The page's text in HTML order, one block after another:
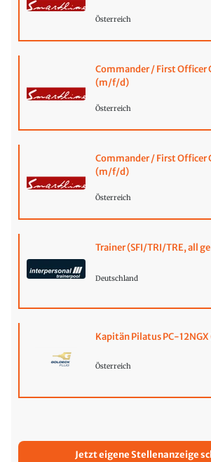
Österreich
Commander / First Officer
(m/f/d)
Österreich
Commander / First Officer
(m/f/d)
Österreich
Trainer (SFI/TRI/TRE, all
Deutschland
Kapitän Pilatus PC-
Österreich
Jetzt eigene Stellenanzeige